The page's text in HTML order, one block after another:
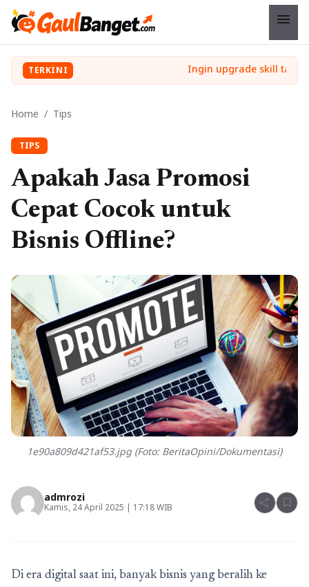
menu
TERKINI
Home / Tips
TIPS
Apakah Jasa Promosi
Cepat Cocok untuk
Bisnis Offline?
1e90a809d421af53.jpg (Foto: BeritaOpini/Dokumentasi)
admrozi
Kamis, 24 April 2025 | 17:18 WIB share bookmark
Di era digital saat ini, banyak bisnis yang beralih ke